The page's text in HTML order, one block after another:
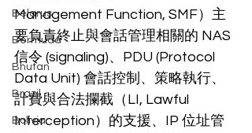
Belarus
Bermuda
Bhutan
Brazil
Bolivia
Management Function, SMF）主
要負責終止與會話管理相關的 NAS
信令 (signaling)、PDU (Protocol
Data Unit) 會話控制、策略執行、
計費與合法攔截（LI, Lawful
Interception）的支援、IP 位址管